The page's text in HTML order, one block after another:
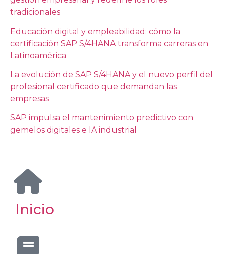
tradicionales
Educación digital y empleabilidad: cómo la
certificación SAP S/4HANA transforma carreras en
Latinoamérica
La evolución de SAP S/4HANA y el nuevo perfil del
profesional certificado que demandan las
empresas
SAP impulsa el mantenimiento predictivo con
gemelos digitales e IA industrial
Inicio